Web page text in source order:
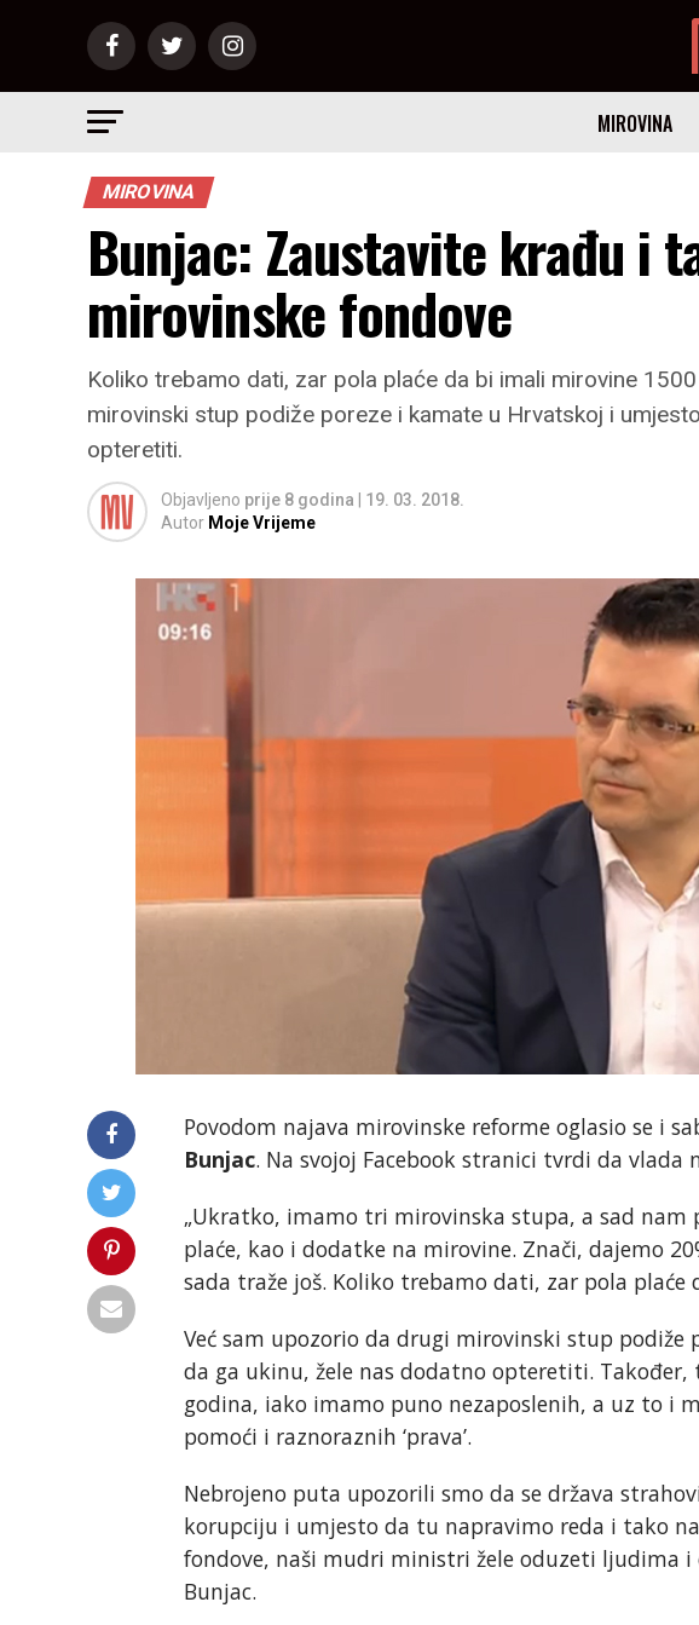
MIROVINA
MIROVINA
Bunjac: Zaustavite krađu i
mirovinske fondove
Koliko trebamo dati, zar pola plaće da bi imali mirovine
mirovinski stup podiže poreze i kamate u Hrvatskoj i
opteretiti.
Objavljeno prije 8 godina
19. 03. 2018.
Autor Moje Vrijeme
Povodom najava mirovinske reforme oglasio se i
Bunjac. Na svojoj Facebook stranici tvrdi da
„Ukratko, imamo tri mirovinska stupa, a sad nam
plaće, kao i dodatke na mirovine. Znači, dajemo
sada traže još. Koliko trebamo dati, zar pola
Već sam upozorio da drugi mirovinski stup
da ga ukinu, žele nas dodatno opteretiti.
godina, iako imamo puno nezaposlenih, a uz to i
pomoći i raznoraznih ‘prava’.
Nebrojeno puta upozorili smo da se država
korupciju i umjesto da tu napravimo reda i tako
fondove, naši mudri ministri žele oduzeti ljudima i
Bunjac.